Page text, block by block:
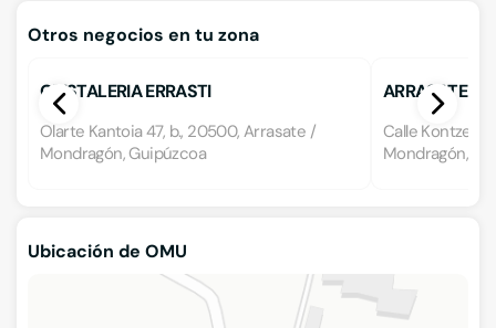
Otros negocios en tu zona
CRISTALERIA ERRASTI
Olarte Kantoia 47, b., 20500, Arrasate /
Mondragón, Guipúzcoa
ARRASATE
Calle
Mondragón,
Ubicación de OMU